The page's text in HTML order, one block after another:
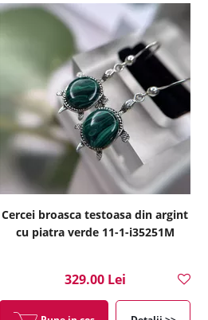
Cercei broasca testoasa din argint
cu piatra verde 11-1-i35251M
329.00 Lei